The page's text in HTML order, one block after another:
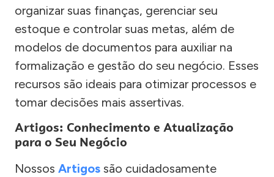
organizar suas finanças, gerenciar seu
estoque e controlar suas metas, além de
modelos de documentos para auxiliar na
formalização e gestão do seu negócio. Esses
recursos são ideais para otimizar processos e
tomar decisões mais assertivas.
Artigos: Conhecimento e Atualização
para o Seu Negócio
Nossos Artigos são cuidadosamente